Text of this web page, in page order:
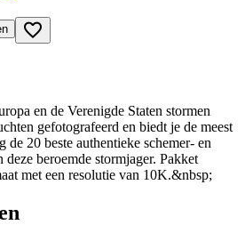
favorite_border
en de Verenigde Staten stormen
gefotografeerd en biedt je de meest
20 beste authentieke schemer- en
beroemde stormjager. Pakket
met een resolutie van 10K.&nbsp;